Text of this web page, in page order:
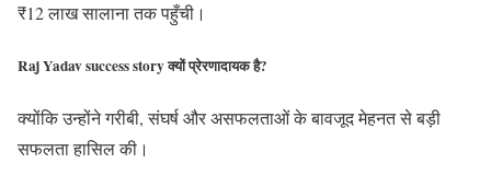
₹12 लाख सालाना तक पहुँची।
Raj Yadav success story क्यों प्रेरणादायक है?
क्योंकि उन्होंने गरीबी, संघर्ष और असफलताओं के बावजूद मेहनत से बड़ी
सफलता हासिल की।